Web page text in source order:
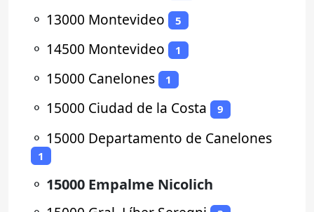
⚬ 13000 Montevideo 5
⚬ 14500 Montevideo 1
⚬ 15000 Canelones 1
⚬ 15000 Ciudad de la Costa 9
⚬ 15000 Departamento de Canelones
1
⚬ 15000 Empalme Nicolich